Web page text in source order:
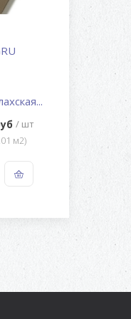
/ шт
м2)